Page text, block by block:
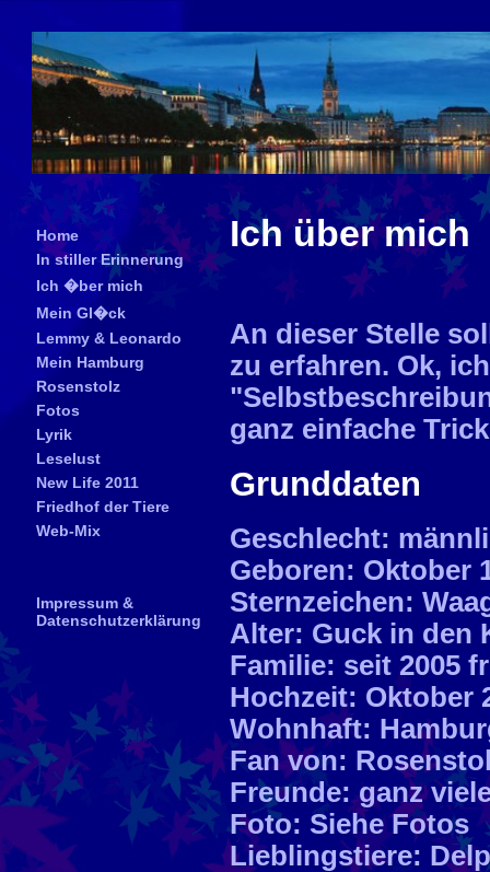
Home
In stiller Erinnerung
Ich �ber mich
Mein Gl�ck
Lemmy & Leonardo
Mein Hamburg
Rosenstolz
Fotos
Lyrik
Leselust
New Life 2011
Friedhof der Tiere
Web-Mix
Impressum &
Datenschutzerklärung
Ich über mich
An dieser Stelle
zu erfahren. Ok,
ganz einfache
Grunddaten
Geschlecht:
Geboren: Oktober
Sternzeichen:
Alter: Guck in den
Familie: seit 2005
Hochzeit: Oktober
Wohnhaft:
Fan von:
Freunde: ganz
Foto: Siehe Fotos
Lieblingstiere: